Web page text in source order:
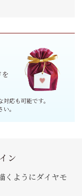
応も可能です。
。
ン
くようにダイヤモ